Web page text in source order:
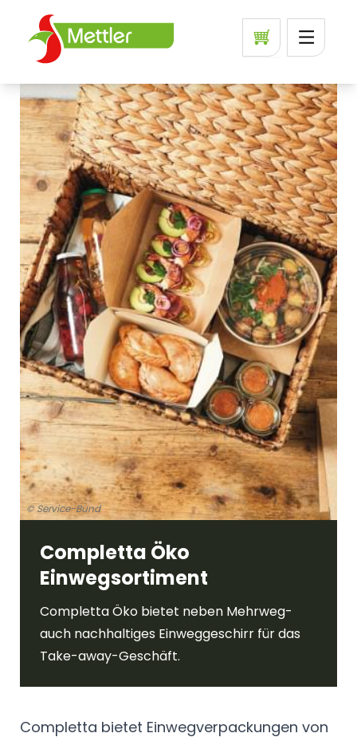
© Service-Bund
Completta Öko
Einwegsortiment
Completta Öko bietet neben Mehrweg-
auch nachhaltiges Einweggeschirr für das
Take-away-Geschäft.
Completta bietet Einwegverpackungen von